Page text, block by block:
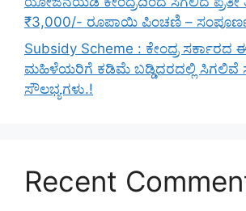
₹3,000/- ರೂಪಾಯಿ ಪಿಂಚಣಿ –
Subsidy Scheme : ಕೇಂದ್ರ
ಮಹಿಳೆಯರಿಗೆ ಕಡಿಮೆ ಬಡ್ಡಿದರದಲ್ಲಿ ಸಿಗಲಿವೆ
ಸೌಲಭ್ಯಗಳು.!
Recent